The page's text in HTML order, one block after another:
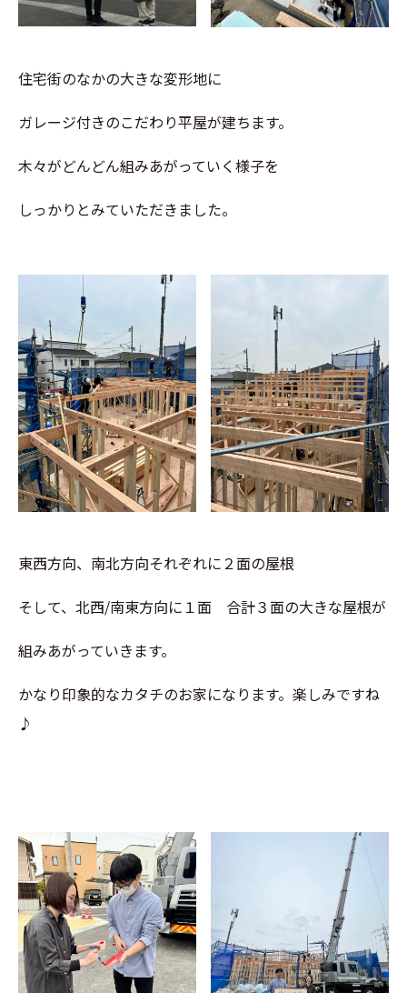
住宅街のなかの大きな変形地に
ガレージ付きのこだわり平屋が建ちます。
木々がどんどん組みあがっていく様子を
しっかりとみていただきました。
東西方向、南北方向それぞれに２面の屋根
そして、北西/南東方向に１面 合計３面の大きな屋根が
組みあがっていきます。
かなり印象的なカタチのお家になります。楽しみですね
♪